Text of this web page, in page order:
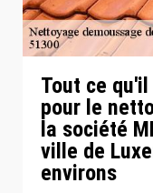
Tout ce
pour le
la société
ville de
environs